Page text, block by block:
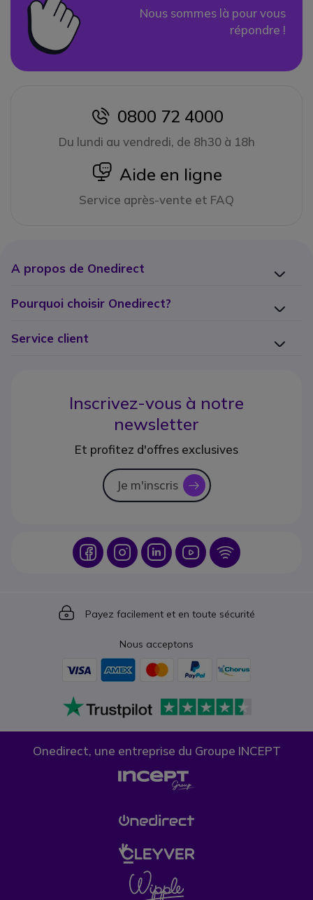
Nous sommes là pour vous
répondre !
icon
0800 72 4000
Du lundi au vendredi, de 8h30 à 18h
icon
Aide en ligne
Service après-vente et FAQ
A propos de Onedirect
Pourquoi choisir Onedirect?
Service client
Inscrivez-vous à notre
newsletter
Et profitez d'offres exclusives
Je m'inscris icon
Icon IconIcon Icon Icon
Icon
Payez facilement et en toute sécurité
Nous acceptons
Onedirect, une entreprise du Groupe INCEPT